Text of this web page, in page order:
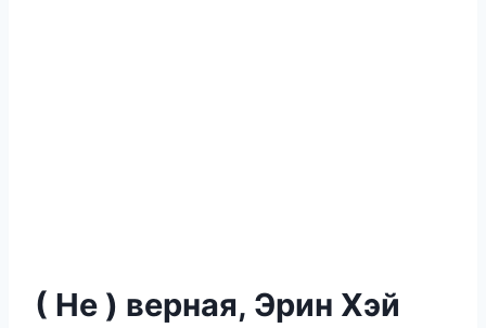
( Не ) верная, Эрин Хэй